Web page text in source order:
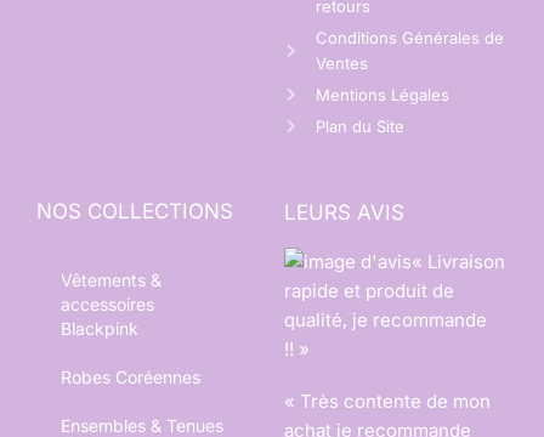
retours
Conditions Générales de
Ventes
Mentions Légales
Plan du Site
NOS COLLECTIONS
Vêtements &
accessoires
Blackpink
Robes Coréennes
Ensembles & Tenues
LEURS AVIS
« Livraison
rapide et produit de
qualité, je recommande
!! »
« Très contente de mon
achat je recommande